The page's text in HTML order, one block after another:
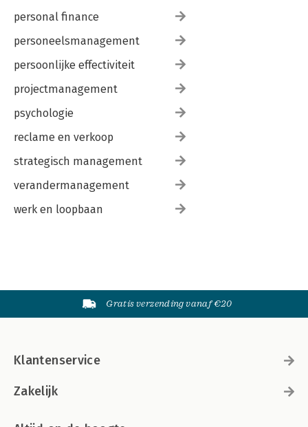
personal finance
personeelsmanagement
persoonlijke effectiviteit
projectmanagement
psychologie
reclame en verkoop
strategisch management
verandermanagement
werk en loopbaan
Gratis verzending vanaf €20
Klantenservice
Zakelijk